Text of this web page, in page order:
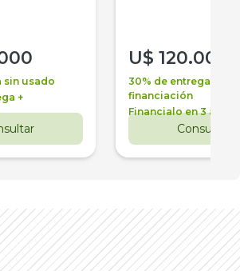
sin usado
+
U$ 120.000
30% de entrega +
financiación
Financialo en 3 años
Consultar